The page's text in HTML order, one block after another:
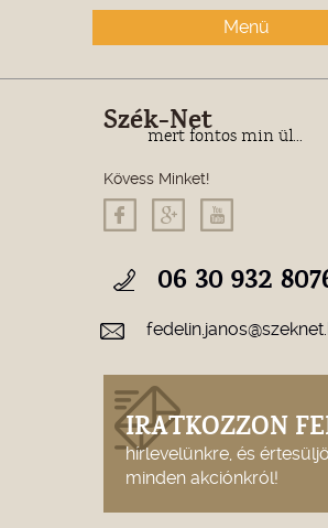
Menü
Szék-Net
mert fontos min ül...
Kövess Minket!
06 30 932
IRATKOZZON
hírlevelünkre, és
minden akciónkról!